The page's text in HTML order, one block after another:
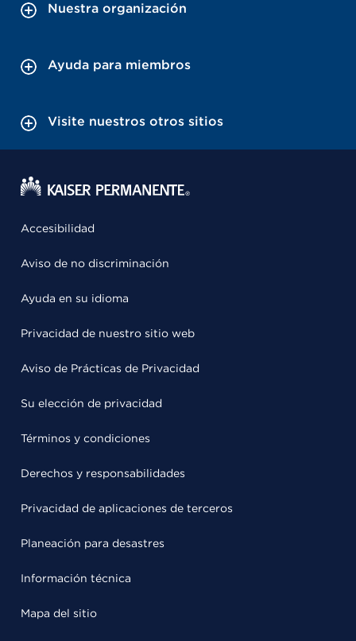
Nuestra organización
Ayuda para miembros
Visite nuestros otros sitios
Accesibilidad
Aviso de no discriminación
Ayuda en su idioma
Privacidad de nuestro sitio web
Aviso de Prácticas de Privacidad
Su elección de privacidad
Términos y condiciones
Derechos y responsabilidades
Privacidad de aplicaciones de terceros
Planeación para desastres
Información técnica
Mapa del sitio